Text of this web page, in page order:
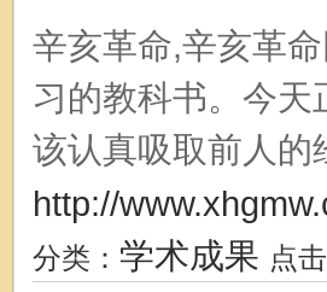
辛亥革命,辛亥革
习的教科书。今
该认真吸取前人的
http://
分类： 学术成果 点击